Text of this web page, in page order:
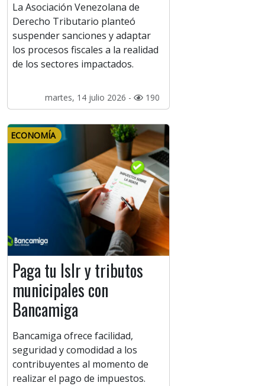
La Asociación Venezolana de
Derecho Tributario planteó
suspender sanciones y adaptar
los procesos fiscales a la realidad
de los sectores impactados.
martes, 14 julio 2026 - 190
ECONOMÍA
Paga tu Islr y tributos
municipales con
Bancamiga
Bancamiga ofrece facilidad,
seguridad y comodidad a los
contribuyentes al momento de
realizar el pago de impuestos.